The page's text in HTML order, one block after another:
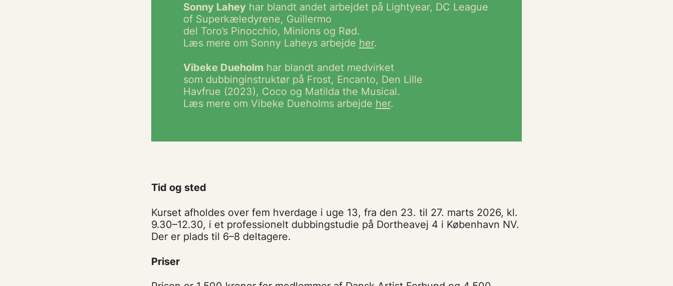
Sonny Laheyhar blandt andet arbejdet på Lightyear, DC League
of Superkæledyrene, Guillermo
del Toro’s Pinocchio, Minions og Rød.
Læs mere om Sonny Laheys arbejde her.
Vibeke Dueholm har blandt andet medvirket
som dubbinginstruktør på Frost, Encanto, Den Lille
Havfrue (2023), Coco og Matilda the Musical.
Læs mere om Vibeke Dueholms arbejde her.
Tid og sted
Kurset afholdes over fem hverdage i uge 13, fra den 23. til 27. marts 2026, kl.
9.30–12.30, i et professionelt dubbingstudie på Dortheavej 4 i København NV.
Der er plads til 6–8 deltagere.
Priser